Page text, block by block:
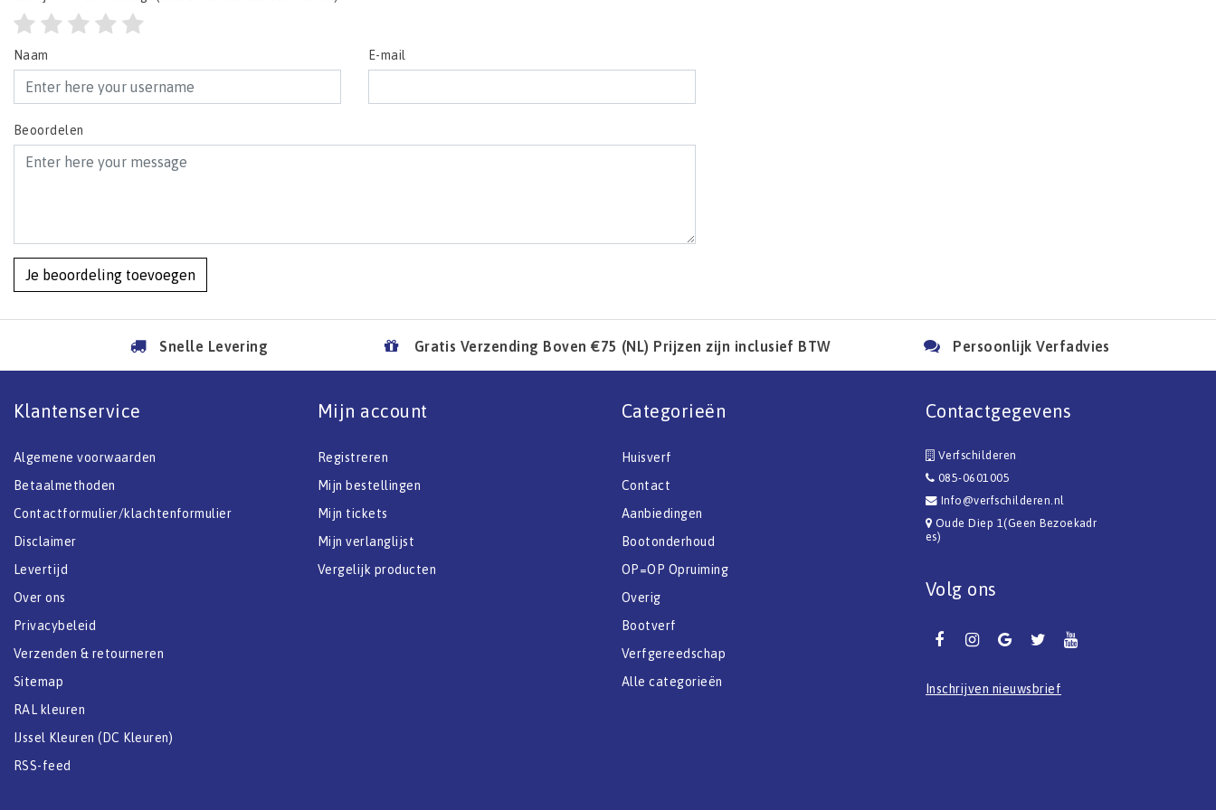
Naam E-mail
Beoordelen
Je beoordeling toevoegen
Snelle Levering Gratis Verzending Boven €75 (NL) Prijzen zijn inclusief BTW Persoonlijk Verfadvies
Klantenservice
Algemene voorwaarden
Betaalmethoden
Contactformulier/klachtenformulier
Disclaimer
Levertijd
Over ons
Privacybeleid
Verzenden & retourneren
Sitemap
RAL kleuren
IJssel Kleuren (DC Kleuren)
RSS-feed
Mijn account
Registreren
Mijn bestellingen
Mijn tickets
Mijn verlanglijst
Vergelijk producten
Categorieën
Huisverf
Contact
Aanbiedingen
Bootonderhoud
OP=OP Opruiming
Overig
Bootverf
Verfgereedschap
Alle categorieën
Contactgegevens
Verfschilderen
085-0601005
Info@verfschilderen.nl
Oude Diep 1(Geen Bezoekadr
es)
Volg ons
Inschrijven nieuwsbrief